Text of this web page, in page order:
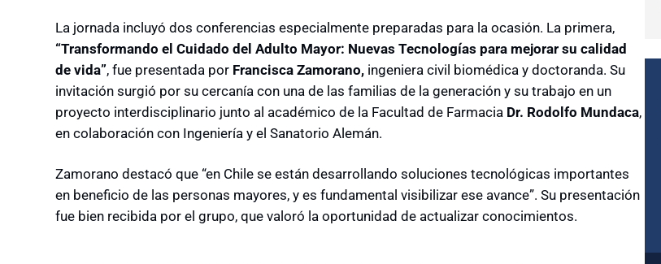
La jornada incluyó dos conferencias especialmente preparadas para la ocasión. La primera,
“Transformando el Cuidado del Adulto Mayor: Nuevas Tecnologías para mejorar su calidad
de vida”, fue presentada por Francisca Zamorano, ingeniera civil biomédica y doctoranda. Su
invitación surgió por su cercanía con una de las familias de la generación y su trabajo en un
proyecto interdisciplinario junto al académico de la Facultad de Farmacia Dr. Rodolfo Mundaca,
en colaboración con Ingeniería y el Sanatorio Alemán.
Zamorano destacó que “en Chile se están desarrollando soluciones tecnológicas importantes
en beneficio de las personas mayores, y es fundamental visibilizar ese avance”. Su presentación
fue bien recibida por el grupo, que valoró la oportunidad de actualizar conocimientos.